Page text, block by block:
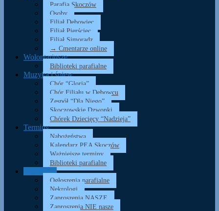
Parafia Skoczów
Osoby
Filiał Dębowiec
Filiał Pierściec
Filiał Simoradz
→ Cmentarze online
Wolontariusze
Biblioteki parafialne
Muzyka i śpiew
Chór “Gloria”
Chór Filiału w Dębowcu
Zespół “Dla Niego”
Skoczowskie Dzwonki
Chórek Dziecięcy “Nadzieja”
Terminy
Nabożeństwa
Kalendarz PEA Skoczów
Ważniejsze terminy
Biblioteki parafialne
Informacje
Ogłoszenia parafialne
Nekrologi
Zaproszenia NASZE
Zaproszenia NIE nasze